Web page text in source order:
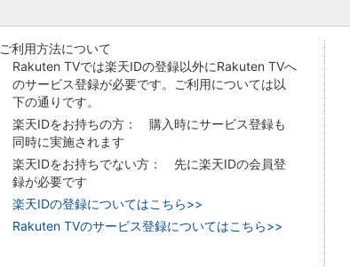
ご利用方法について
Rakuten TVでは楽天IDの登録以外にRakuten TVへ
のサービス登録が必要です。ご利用については以
下の通りです。
楽天IDをお持ちの方： 購入時にサービス登録も
同時に実施されます
楽天IDをお持ちでない方： 先に楽天IDの会員登
録が必要です
楽天IDの登録についてはこちら>>
Rakuten TVのサービス登録についてはこちら>>